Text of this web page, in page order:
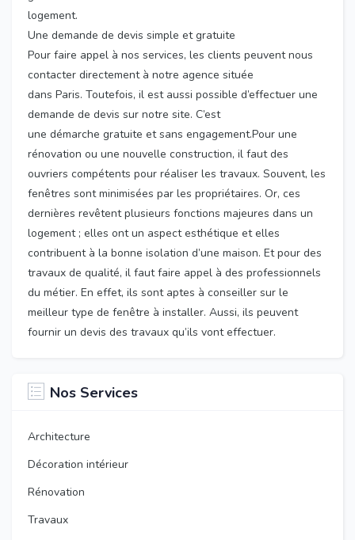
logement.
Une demande de devis simple et gratuite
Pour faire appel à nos services, les clients peuvent nous
contacter directement à notre agence située
dans Paris. Toutefois, il est aussi possible d’effectuer une
demande de devis sur notre site. C’est
une démarche gratuite et sans engagement.Pour une
rénovation ou une nouvelle construction, il faut des
ouvriers compétents pour réaliser les travaux. Souvent, les
fenêtres sont minimisées par les propriétaires. Or, ces
dernières revêtent plusieurs fonctions majeures dans un
logement ; elles ont un aspect esthétique et elles
contribuent à la bonne isolation d’une maison. Et pour des
travaux de qualité, il faut faire appel à des professionnels
du métier. En effet, ils sont aptes à conseiller sur le
meilleur type de fenêtre à installer. Aussi, ils peuvent
fournir un devis des travaux qu’ils vont effectuer.
Nos Services
Architecture
Décoration intérieur
Rénovation
Travaux